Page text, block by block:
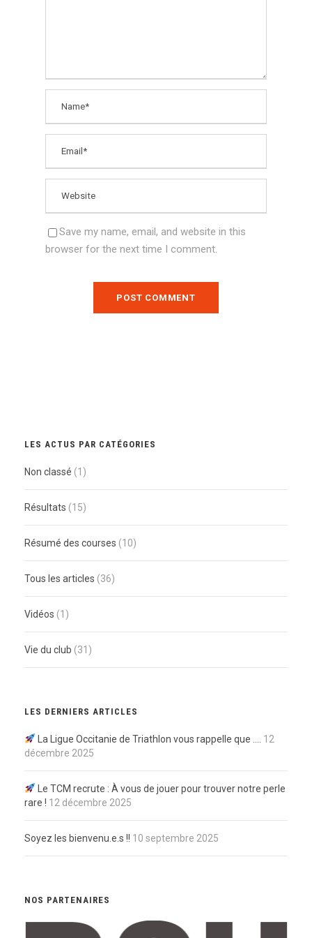
Save my name, email, and website in this
browser for the next time I comment.
LES ACTUS PAR CATÉGORIES
Non classé (1)
Résultats (15)
Résumé des courses (10)
Tous les articles (36)
Vidéos (1)
Vie du club (31)
LES DERNIERS ARTICLES
La Ligue Occitanie de Triathlon vous rappelle que ….
12
décembre 2025
Le TCM recrute : À vous de jouer pour trouver notre perle
rare ! 12 décembre 2025
Soyez les bienvenu.e.s !! 10 septembre 2025
NOS PARTENAIRES